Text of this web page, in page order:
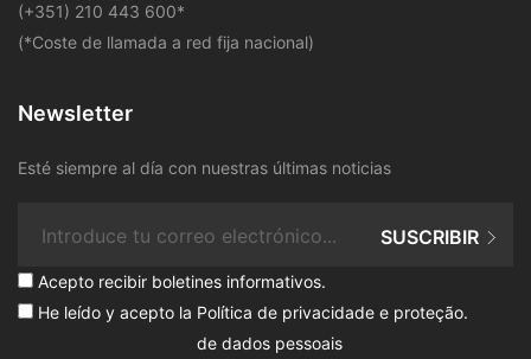
​(+351) 210 443 600*
(*Coste de llamada a red fija nacional)
Newsletter
Esté siempre al día con nuestras últimas noticias
Acepto recibir boletines informativos.
He leído y acepto la Política de privacidade e proteção
de dados pessoais
.
SUSCRIBIR